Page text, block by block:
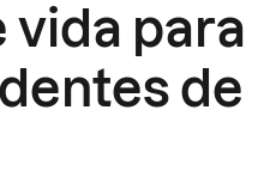
vida para
de